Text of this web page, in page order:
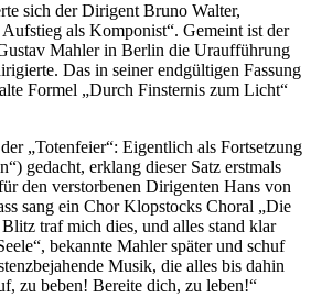
sich der Dirigent Bruno Walter,
als Komponist“. Gemeint ist der
Mahler in Berlin die Uraufführung
Das in seiner endgültigen Fassung
Formel „Durch Finsternis zum Licht“
„Totenfeier“: Eigentlich als Fortsetzung
gedacht, erklang dieser Satz erstmals
den verstorbenen Dirigenten Hans von
sang ein Chor Klopstocks Choral „Die
traf mich dies, und alles stand klar
bekannte Mahler später und schuf
Musik, die alles bis dahin
zu beben! Bereite dich, zu leben!“